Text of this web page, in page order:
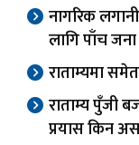
नागरिक
लागि पाँच
राताम्यमा
राताम्य पुँजी
प्रयास किन